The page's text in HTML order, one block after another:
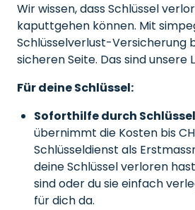
Wir wissen, dass Schlüssel
kaputtgehen können. Mit
Schlüsselverlust-Versicherung
sicheren Seite. Das sind unsere
Für deine Schlüssel:
Soforthilfe durch
übernimmt die Kosten bis
Schlüsseldienst als
deine Schlüssel verloren
sind oder du sie einfach
für dich da.